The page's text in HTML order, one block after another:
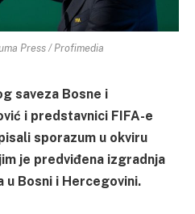
Press / Profimedia
saveza Bosne i
i predstavnici FIFA-e
sporazum u okviru
je predviđena izgradnja
Bosni i Hercegovini.